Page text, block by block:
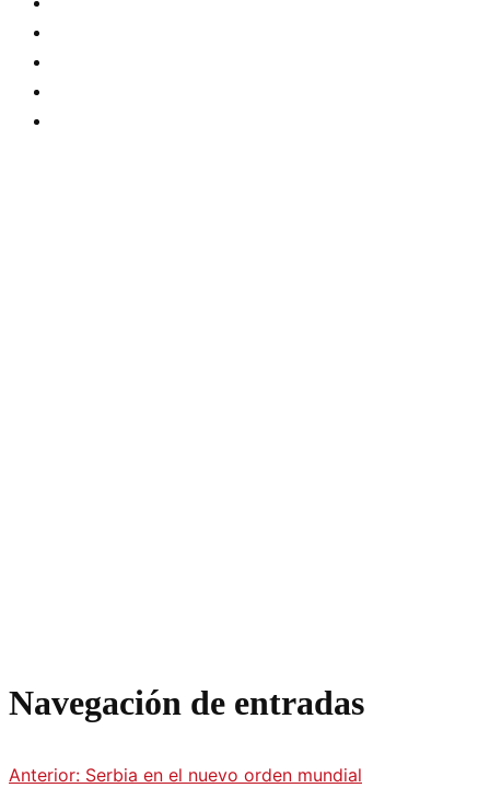
Navegación de entradas
Anterior: Serbia en el nuevo orden mundial